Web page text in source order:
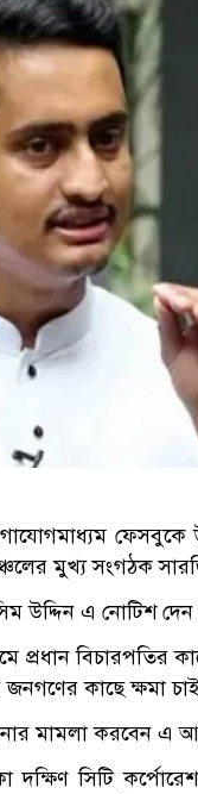
ফেসবুকে
মুখ্য সংগঠক
উদ্দিন এ নোটিশ
প্রধান বিচারপতির
কাছে ক্ষমা
মামলা করবেন এ
সিটি